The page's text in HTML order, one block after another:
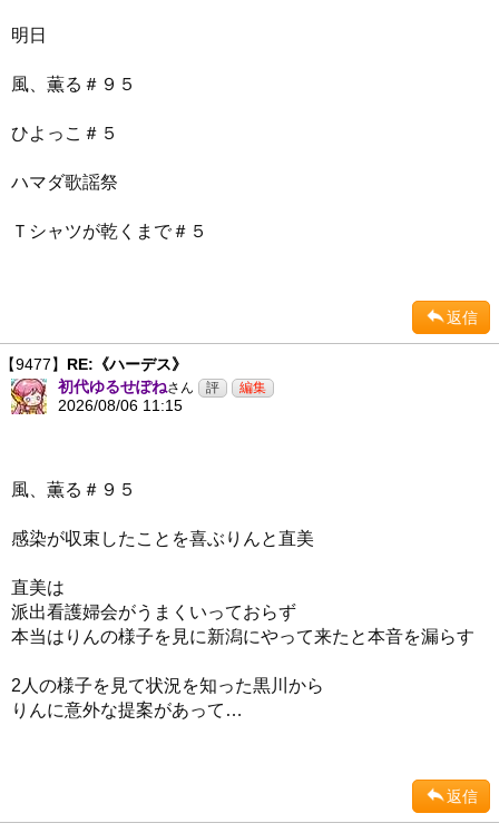
明日
風、薫る＃９５
ひよっこ＃５
ハマダ歌謡祭
Ｔシャツが乾くまで＃５
返信
【9477】 RE:《ハーデス》
初代ゆるせぽねさん
2026/08/06 11:15
風、薫る＃９５
感染が収束したことを喜ぶりんと直美
直美は
派出看護婦会がうまくいっておらず
本当はりんの様子を見に新潟にやって来たと本音を漏らす
2人の様子を見て状況を知った黒川から
りんに意外な提案があって…
返信